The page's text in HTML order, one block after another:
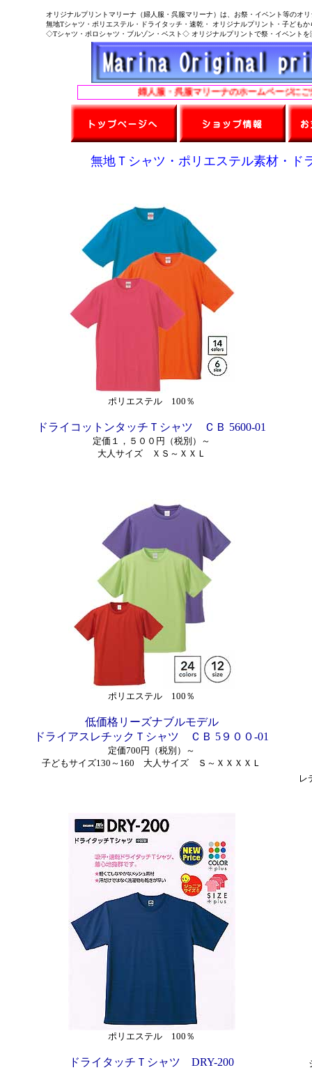
オリジナルプリントマリーナ（婦人服・呉服マリーナ）は、お祭・イベント等のオ
無地Tシャツ・ポリエステル・ドライタッチ・速乾・ オリジナルプリント・子どもか
◇Tシャツ・ポロシャツ・ブルゾン・ベスト◇ オリジナルプリントで祭・イベント
婦人服・呉服マリーナのホームページにご
無地Ｔシャツ・ポリエステル素材・ド
ポリエステル 100％
ドライコットンタッチＴシャツ ＣＢ 5600-01
定価１，５００円（税別）～
大人サイズ ＸＳ～ＸＸＬ
ポリエステル 100％
低価格リーズナブルモデル
ドライアスレチックＴシャツ ＣＢ 5９００-01
定価700円（税別）～
子どもサイズ130～160 大人サイズ Ｓ～ＸＸＸＸＬ
レ
ポリエステル 100％
ドライタッチＴシャツ DRY-200